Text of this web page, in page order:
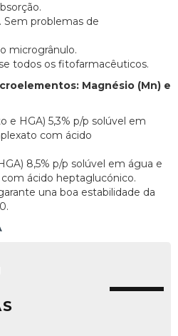
Sem problemas de
microgrânulo.
todos os fitofarmacêuticos.
Magnésio (Mn) e
e HGA) 5,3% p/p solúvel em
com ácido
8,5% p/p solúvel em água e
ácido heptaglucónico.
una boa estabilidade da